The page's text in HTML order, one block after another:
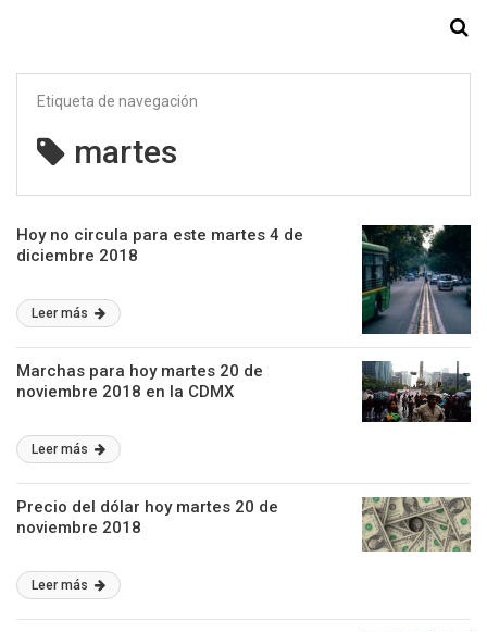
Etiqueta de navegación
martes
Hoy no circula para este martes 4 de
diciembre 2018
Leer más
Marchas para hoy martes 20 de
noviembre 2018 en la CDMX
Leer más
Precio del dólar hoy martes 20 de
noviembre 2018
Leer más